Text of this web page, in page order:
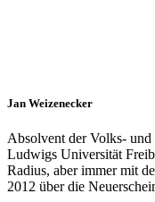
Jan Weizenecker
Absolvent der Volks-
Ludwigs Universität
Radius, aber immer mit
2012 über die